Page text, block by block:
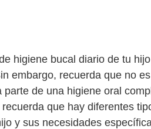
higiene bucal diario de tu
embargo, recuerda que no
de una higiene oral
que hay diferentes
y sus necesidades